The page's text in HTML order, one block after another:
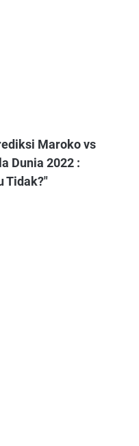
Maroko vs
Dunia 2022 :
Tidak?"